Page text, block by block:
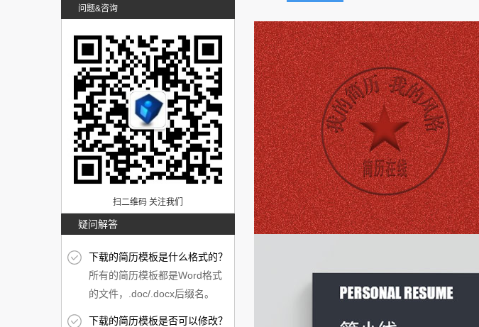
问题&咨询
扫二维码 关注我们
疑问解答
下载的简历模板是什么格式的？
所有的简历模板都是Word格式
的文件，.doc/.docx后缀名。
下载的简历模板是否可以修改？